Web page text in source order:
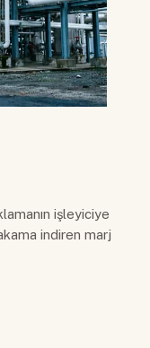
işleyiciye
indiren marj